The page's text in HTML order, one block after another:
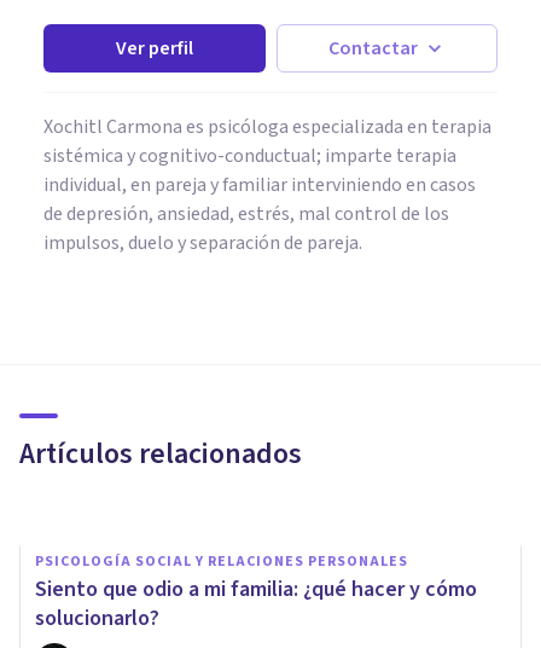
Ver perfil Contactar
Xochitl Carmona es psicóloga especializada en terapia
sistémica y cognitivo-conductual; imparte terapia
individual, en pareja y familiar interviniendo en casos
de depresión, ansiedad, estrés, mal control de los
impulsos, duelo y separación de pareja.
Artículos relacionados
conflicto con eficacia
PSICOLOGÍA SOCIAL Y RELACIONES PERSONALES
Siento que odio a mi familia: ¿qué hacer y cómo
solucionarlo?